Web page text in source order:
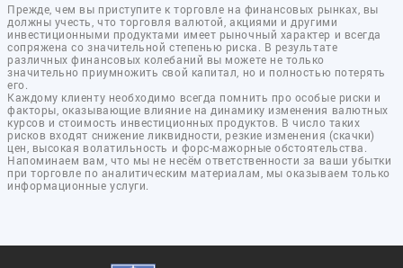
Прежде, чем вы приступите к торговле на финансовых рынках, вы
должны учесть, что торговля валютой, акциями и другими
инвестиционными продуктами имеет рыночный характер и всегда
сопряжена со значительной степенью риска. В результате
различных финансовых колебаний вы можете не только
значительно приумножить свой капитал, но и полностью потерять
его.
Каждому клиенту необходимо всегда помнить про особые риски и
факторы, оказывающие влияние на динамику изменения валютных
курсов и стоимость инвестиционных продуктов. В число таких
рисков входят снижение ликвидности, резкие изменения (скачки)
цен, высокая волатильность и форс-мажорные обстоятельства.
Напоминаем вам, что мы не несём ответственности за ваши убытки
при торговле по аналитическим материалам, мы оказываем только
информационные услуги.